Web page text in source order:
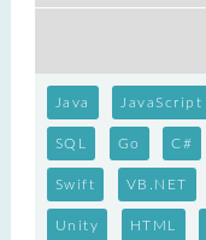
Java JavaScript
SQL Go C#
Swift VB.NET
Unity HTML